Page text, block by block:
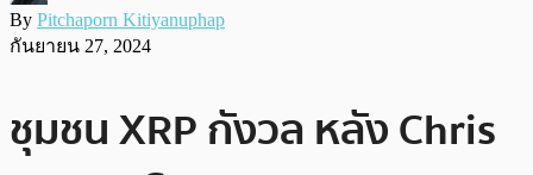
By Pitchaporn Kitiyanuphap
กันยายน 27, 2024
ชุมชน XRP กังวล หลัง Chris